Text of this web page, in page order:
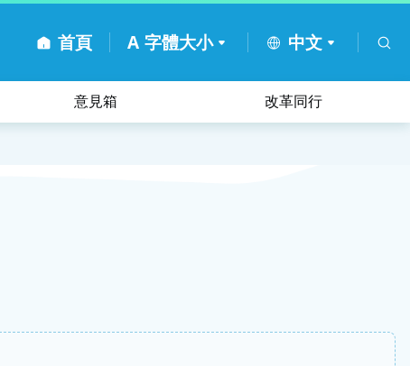
首頁 A 字體大小 中文
意見箱 改革同行